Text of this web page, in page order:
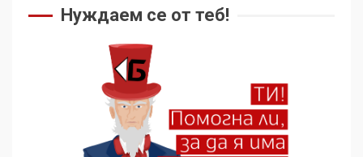
Нуждаем се от теб!